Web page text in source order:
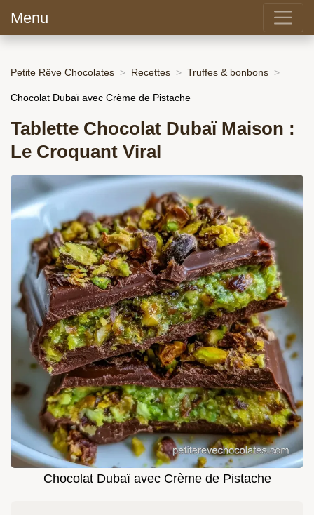
Menu
Petite Rêve Chocolates Recettes Truffes & bonbons
Chocolat Dubaï avec Crème de Pistache
Tablette Chocolat Dubaï Maison :
Le Croquant Viral
Chocolat Dubaï avec Crème de Pistache